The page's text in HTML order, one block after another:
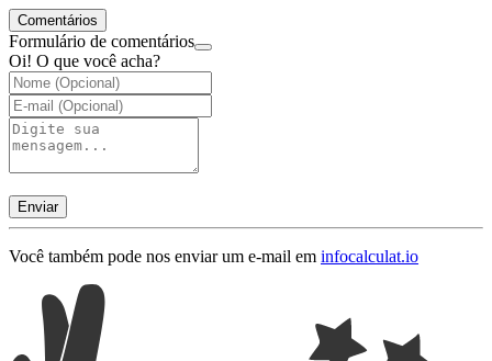
Comentários
Formulário de comentários
Oi! O que você acha?
Enviar
Você também pode nos enviar um e-mail em infocalculat.io